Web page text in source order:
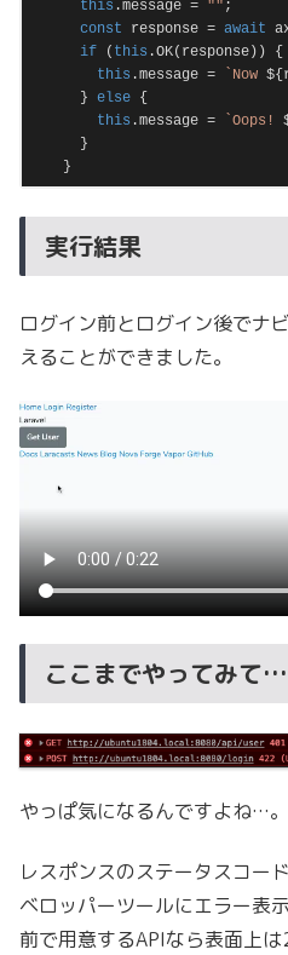
this .message = "" ;
const response = await
if ( this .OK(response)) {
this .message = `Now
      }
else {
this .message = `Oops!
      }
    }
実行結果
ログイン前とログイン後でナ
えることができました。
ここまでやってみて…
やっぱ気になるんですよね…。
レスポンスのステータスコー
ベロッパーツールにエラー表
前で用意するAPIなら表面上